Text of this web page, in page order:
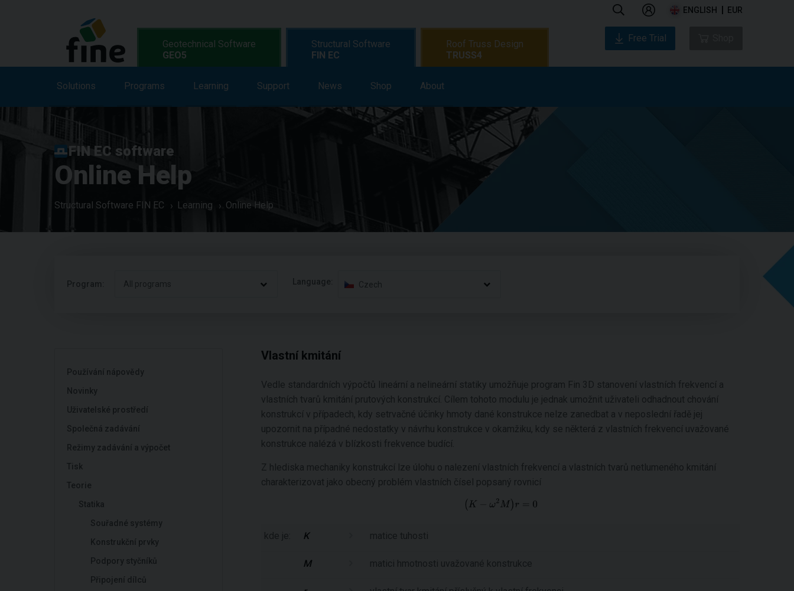
ENGLISH EUR
Geotechnical Software
GEO5
Solutions Features Programs Learning Support News Shop
Structural Software
FIN EC
Solutions Programs Learning Support News Shop About
Roof Truss Design
TRUSS4
Free Trial
FIN EC software
Online Help
Structural Software FIN EC Learning Online Help
Program: All programs Language: Czech
Používání nápovědy
Novinky
Uživatelské prostředí
Společná zadávání
Režimy zadávání a výpočet
Tisk
Teorie
Statika
Souřadné systémy
Konstrukční prvky
Podpory styčníků
Připojení dílců
Vlastní kmitání
Vedle standardních výpočtů lineární a nelineární statiky umožňuje program Fin 3D stanovení vlastních frekvencí a
vlastních tvarů kmitání prutových konstrukcí. Cílem tohoto modulu je jednak umožnit uživateli odhadnout chování
konstrukcí v případech, kdy setrvačné účinky hmoty dané konstrukce nelze zanedbat a v neposlední řadě jej
upozornit na případné nedostatky v návrhu konstrukce v okamžiku, kdy se některá z vlastních frekvencí uvažované
konstrukce nalézá v blízkosti frekvence budící.
Z hlediska mechaniky konstrukcí lze úlohu o nalezení vlastních frekvencí a vlastních tvarů netlumeného kmitání
charakterizovat jako obecný problém vlastních čísel popsaný rovnicí
kde je: K matice tuhosti
M matici hmotnosti uvažované konstrukce